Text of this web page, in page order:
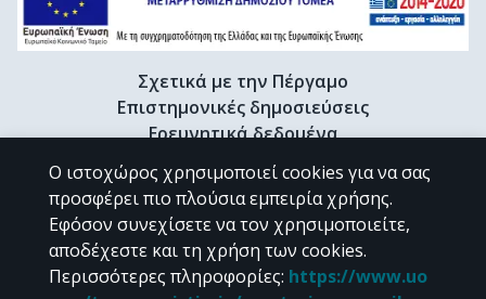
Σχετικά με την Πέργαμο
Επιστημονικές δημοσιεύσεις
Ερευνητικά δεδομένα
Διδακτορικές διατριβές & Γκρίζα βιβλιογραφία
Προφίλ Ερευνητή
CC BY-NC 4.0
Ο ιστοχώρος χρησιμοποιεί cookies για να σας
προσφέρει πιο πλούσια εμπειρία χρήσης.
Εφόσον συνεχίσετε να τον χρησιμοποιείτε,
αποδέχεστε και τη χρήση των cookies.
Περισσότερες πληροφορίες: https://www.uo